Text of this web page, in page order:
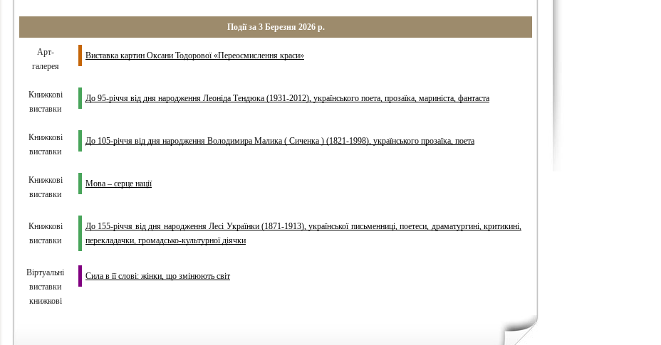
Події за 3 Березня 2026 р.
Арт-
галерея
Виставка картин Оксани Тодорової «Переосмислення краси»
Книжкові
виставки
До 95-річчя від дня народження Леоніда Тендюка (1931-2012), українського поета, прозаїка, мариніста, фантаста
Книжкові
виставки
До 105-річчя від дня народження Володимира Малика ( Сиченка ) (1821-1998), українського прозаїка, поета
Книжкові
виставки
Мова – серце нації
Книжкові
виставки
До 155-річчя від дня народження Лесі Українки (1871-1913), української письменниці, поетеси, драматургині, критикині,
перекладачки, громадсько-культурної діячки
Віртуальні
виставки
книжкові
Сила в її слові: жінки, що змінюють світ